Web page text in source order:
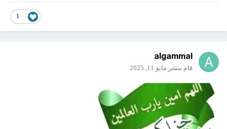
algammal
قام بنشر مايو 11, 2025